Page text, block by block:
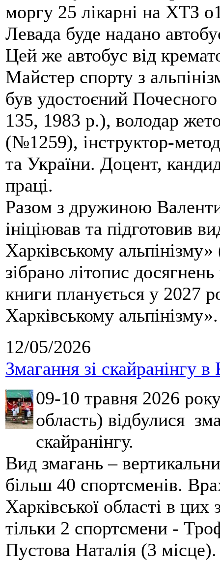
моргу 25 лікарні на ХТЗ
Левада буде надано
Цей же автобус від
Майстер спорту з
був удостоєний
135, 1983 р.), володар
(№1259), інструктор-
та України. Доцент,
праці.
Разом з дружиною
ініціював та підготовив
Харківському
зібрано літопис
книги планується у 2027
Харківському альпінізму».
12/05/2026
Змагання зі скайранінгу в
09-10 травня 2026
область) відбулися
скайранінгу.
Вид змагань –
більш 40 спортсменів.
Харківської області в
тільки 2 спортсмени -
Пустова Наталія (3 місце).